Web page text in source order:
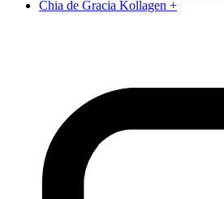
Chia de Gracia Kollagen +